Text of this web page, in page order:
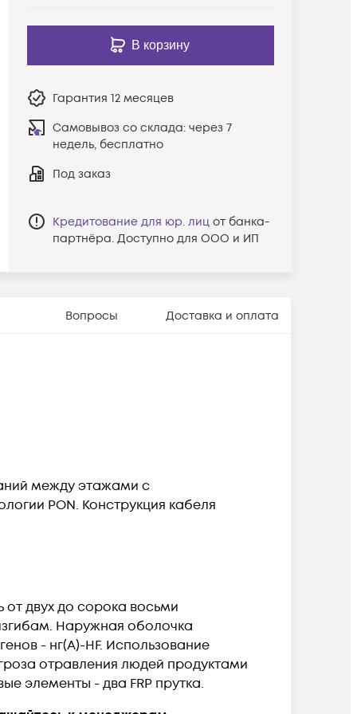
В корзину
Гарантия 12 месяцев
Самовывоз со склада: через 7
недель, бесплатно
Под заказ
Кредитование для юр. лиц от банка-
партнёра. Доступно для ООО и ИП
Вопросы Доставка и оплата
между этажами с
PON. Конструкция кабеля
двух до сорока восьми
Наружная оболочка
- нг(А)-HF. Использование
отравления людей продуктами
элементы - два FRP прутка.